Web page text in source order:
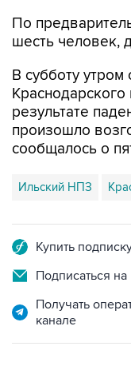
По
шесть человек,
В субботу
Краснодарского
результате
произошло
сообщалось о
Ильский НПЗ
Купить
Подписаться
Получать
канале